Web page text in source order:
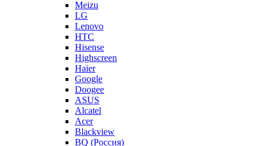
Meizu
LG
Lenovo
HTC
Hisense
Highscreen
Haier
Google
Doogee
ASUS
Alcatel
Acer
Blackview
BQ (Россия)